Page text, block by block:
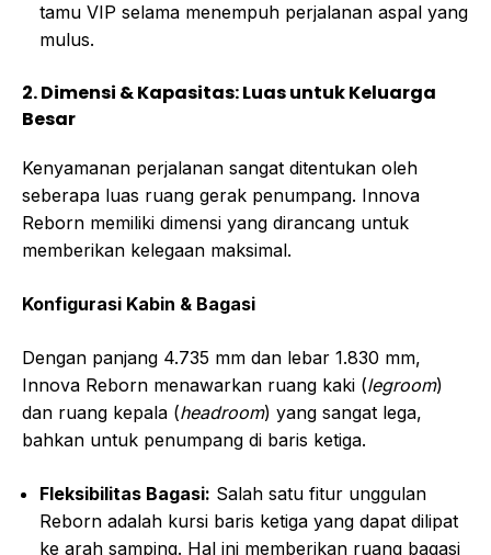
tamu VIP selama menempuh perjalanan aspal yang
mulus.
2. Dimensi & Kapasitas: Luas untuk Keluarga
Besar
Kenyamanan perjalanan sangat ditentukan oleh
seberapa luas ruang gerak penumpang. Innova
Reborn memiliki dimensi yang dirancang untuk
memberikan kelegaan maksimal.
Konfigurasi Kabin & Bagasi
Dengan panjang 4.735 mm dan lebar 1.830 mm,
Innova Reborn menawarkan ruang kaki (legroom)
dan ruang kepala (headroom) yang sangat lega,
bahkan untuk penumpang di baris ketiga.
Fleksibilitas Bagasi: Salah satu fitur unggulan
Reborn adalah kursi baris ketiga yang dapat dilipat
ke arah samping. Hal ini memberikan ruang bagasi